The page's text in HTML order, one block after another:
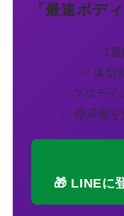
「最速ボデ
✅ 1
✅ 体型
✅ プロテイ
✅ 停滞期
🎁 LINEに